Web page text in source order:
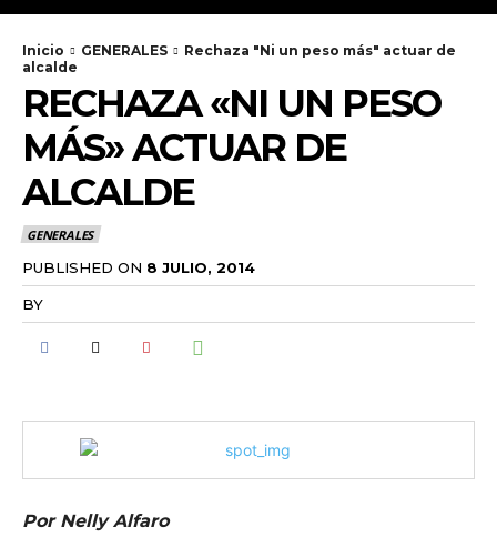
Inicio GENERALES
Rechaza "Ni un peso más" actuar de
alcalde
RECHAZA «NI UN PESO
MÁS» ACTUAR DE
ALCALDE
GENERALES
PUBLISHED ON 8 JULIO, 2014
BY
Por Nelly Alfaro